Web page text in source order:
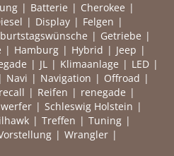
Batterie
Cherokee
Display
Felgen
Getriebe
Hamburg Hybrid
Jeep
JL Klimaanlage
LED
Navi Navigation
Offroad
recall Reifen
renegade
Schleswig Holstein
Treffen
Tuning
Wrangler